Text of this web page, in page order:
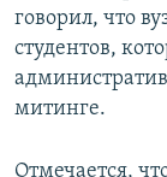
говорил, что
студентов,
митинге.
Отмечается,